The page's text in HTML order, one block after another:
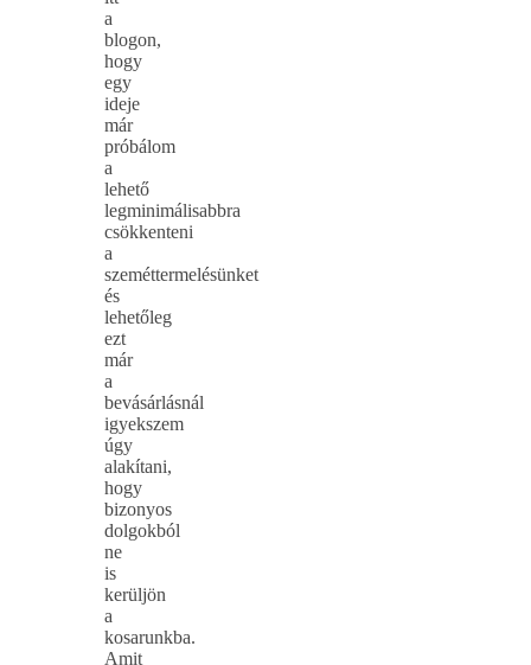
a
blogon,
hogy
egy
ideje
már
próbálom
a
lehető
legminimálisabbra
csökkenteni
a
szeméttermelésünket
és
lehetőleg
ezt
már
a
bevásárlásnál
igyekszem
úgy
alakítani,
hogy
bizonyos
dolgokból
ne
is
kerüljön
a
kosarunkba.
Amit